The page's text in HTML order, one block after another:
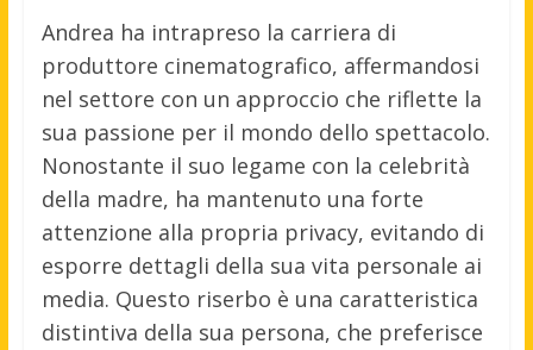
Andrea ha intrapreso la carriera di
produttore cinematografico, affermandosi
nel settore con un approccio che riflette la
sua passione per il mondo dello spettacolo.
Nonostante il suo legame con la celebrità
della madre, ha mantenuto una forte
attenzione alla propria privacy, evitando di
esporre dettagli della sua vita personale ai
media. Questo riserbo è una caratteristica
distintiva della sua persona, che preferisce